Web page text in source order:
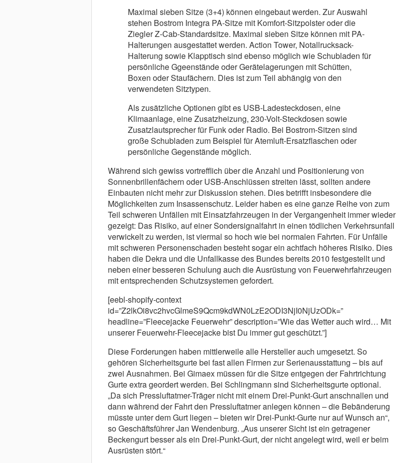
Maximal sieben Sitze (3+4) können eingebaut werden. Zur Auswahl
stehen Bostrom Integra PA-Sitze mit Komfort-Sitzpolster oder die
Ziegler Z-Cab-Standardsitze. Maximal sieben Sitze können mit PA-
Halterungen ausgestattet werden. Action Tower, Notallrucksack-
Halterung sowie Klapptisch sind ebenso möglich wie Schubladen für
persönliche Ggeenstände oder Gerätelagerungen mit Schütten,
Boxen oder Staufächern. Dies ist zum Teil abhängig von den
verwendeten Sitztypen.
Als zusätzliche Optionen gibt es USB-Ladesteckdosen, eine
Klimaanlage, eine Zusatzheizung, 230-Volt-Steckdosen sowie
Zusatzlautsprecher für Funk oder Radio. Bei Bostrom-Sitzen sind
große Schubladen zum Beispiel für Atemluft-Ersatzflaschen oder
persönliche Gegenstände möglich.
Während sich gewiss vortrefflich über die Anzahl und Positionierung von
Sonnenbrillenfächern oder USB-Anschlüssen streiten lässt, sollten andere
Einbauten nicht mehr zur Diskussion stehen. Dies betrifft insbesondere die
Möglichkeiten zum Insassenschutz. Leider haben es eine ganze Reihe von zum
Teil schweren Unfällen mit Einsatzfahrzeugen in der Vergangenheit immer wieder
gezeigt: Das Risiko, auf einer Sondersignalfahrt in einen tödlichen Verkehrsunfall
verwickelt zu werden, ist viermal so hoch wie bei normalen Fahrten. Für Unfälle
mit schweren Personenschaden besteht sogar ein achtfach höheres Risiko. Dies
haben die Dekra und die Unfallkasse des Bundes bereits 2010 festgestellt und
neben einer besseren Schulung auch die Ausrüstung von Feuerwehrfahrzeugen
mit entsprechenden Schutzsystemen gefordert.
[eebl-shopify-context
id=”Z2lkOi8vc2hvcGlmeS9Qcm9kdWN0LzE2ODI3NjI0NjUzODk=”
headline=”Fleecejacke Feuerwehr” description=”Wie das Wetter auch wird… Mit
unserer Feuerwehr-Fleecejacke bist Du immer gut geschützt.”]
Diese Forderungen haben mittlerweile alle Hersteller auch umgesetzt. So
gehören Sicherheitsgurte bei fast allen Firmen zur Serienausstattung – bis auf
zwei Ausnahmen. Bei Gimaex müssen für die Sitze entgegen der Fahrtrichtung
Gurte extra geordert werden. Bei Schlingmann sind Sicherheitsgurte optional.
„Da sich Pressluftatmer-Träger nicht mit einem Drei-Punkt-Gurt anschnallen und
dann während der Fahrt den Pressluftatmer anlegen können – die Bebänderung
müsste unter dem Gurt liegen – bieten wir Drei-Punkt-Gurte nur auf Wunsch an“,
so Geschäftsführer Jan Wendenburg. „Aus unserer Sicht ist ein getragener
Beckengurt besser als ein Drei-Punkt-Gurt, der nicht angelegt wird, weil er beim
Ausrüsten stört.“